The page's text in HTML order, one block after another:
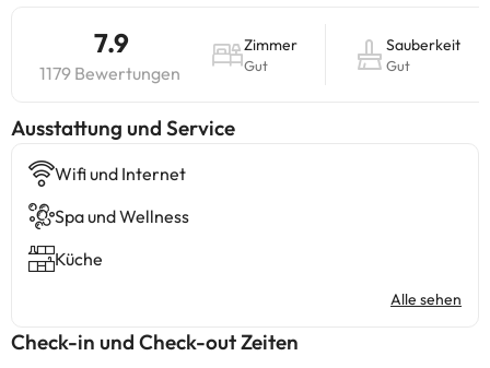
7.9
1179 Bewertungen
Zimmer
Gut
Sauberkeit
Gut
​Ausstattung und Service
Wifi und Internet
Spa und Wellness
Küche
Alle sehen
Check-in und Check-out Zeiten